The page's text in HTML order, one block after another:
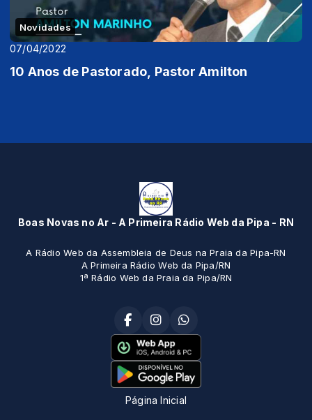
Novidades
07/04/2022
10 Anos de Pastorado, Pastor Amilton
Boas Novas no Ar - A Primeira Rádio Web da Pipa - RN
A Rádio Web da Assembleia de Deus na Praia da Pipa-RN
A Primeira Rádio Web da Pipa/RN
1ª Rádio Web da Praia da Pipa/RN
Página Inicial